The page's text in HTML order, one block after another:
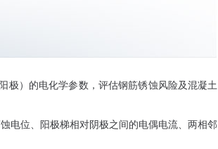
极）的电化学参数，评估钢筋锈蚀风险及混凝土
电位、阳极梯相对阴极之间的电偶电流、两相邻